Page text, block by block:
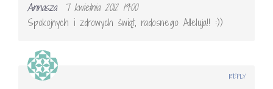
Annasza
7 kwietnia 2012 19:00
Spokojnych i zdrowych świąt, radosnego Alleluja!! :))
REPLY